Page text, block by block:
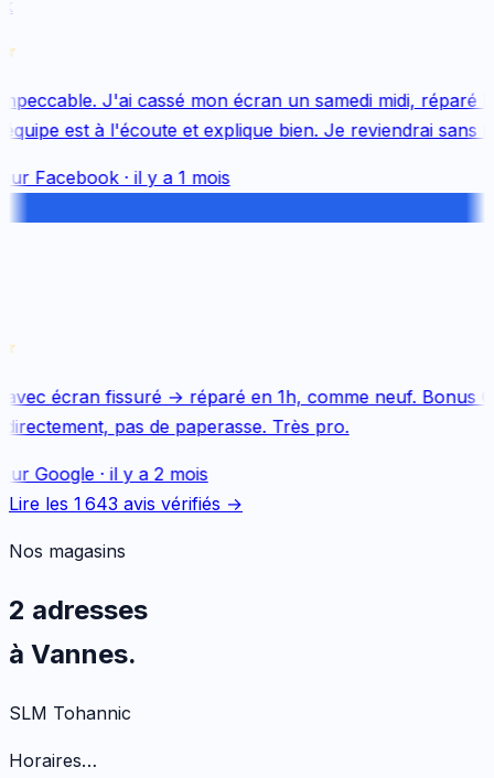
J'ai cassé mon écran un samedi midi, réparé le
est à l'écoute et explique bien. Je reviendrai sans
Facebook· il y a 1 mois
écran fissuré → réparé en 1h, comme neuf. Bonus
pas de paperasse. Très pro.
Google· il y a 2 mois
Lire les 1 643 avis vérifiés →
Nos magasins
2 adresses
à Vannes.
SLM Tohannic
Horaires…